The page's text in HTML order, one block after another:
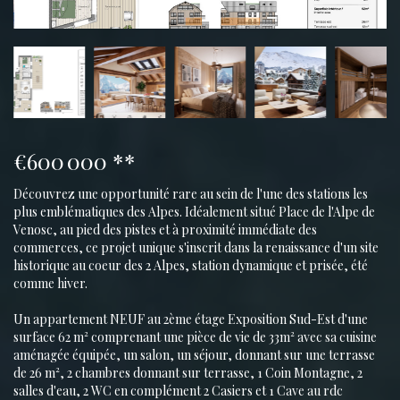
€600 000 **
Découvrez une opportunité rare au sein de l'une des stations les
plus emblématiques des Alpes. Idéalement situé Place de l'Alpe de
Venosc, au pied des pistes et à proximité immédiate des
commerces, ce projet unique s'inscrit dans la renaissance d'un site
historique au coeur des 2 Alpes, station dynamique et prisée, été
comme hiver.
Un appartement NEUF au 2ème étage Exposition Sud-Est d'une
surface 62 m² comprenant une pièce de vie de 33m² avec sa cuisine
aménagée équipée, un salon, un séjour, donnant sur une terrasse
de 26 m², 2 chambres donnant sur terrasse, 1 Coin Montagne, 2
salles d'eau, 2 WC en complément 2 Casiers et 1 Cave au rdc